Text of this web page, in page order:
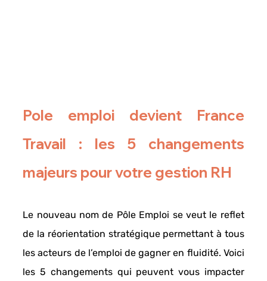
Pole emploi devient France
Travail : les 5 changements
majeurs pour votre gestion RH
Le nouveau nom de Pôle Emploi se veut le reflet
de la réorientation stratégique permettant à tous
les acteurs de l’emploi de gagner en fluidité. Voici
les 5 changements qui peuvent vous impacter